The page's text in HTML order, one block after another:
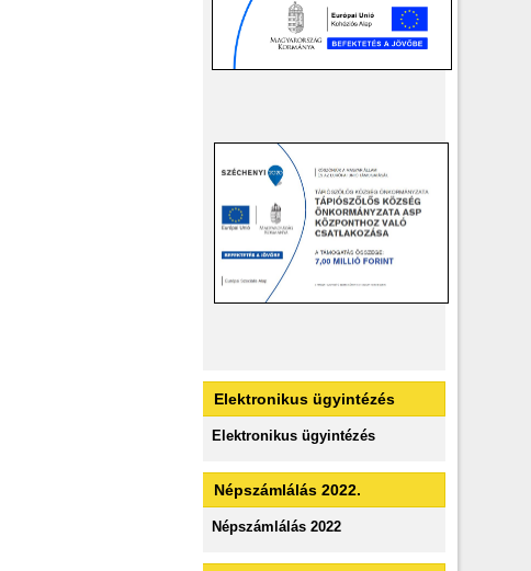
Elektronikus ügyintézés
Elektronikus ügyintézés
Népszámlálás 2022.
Népszámlálás 2022